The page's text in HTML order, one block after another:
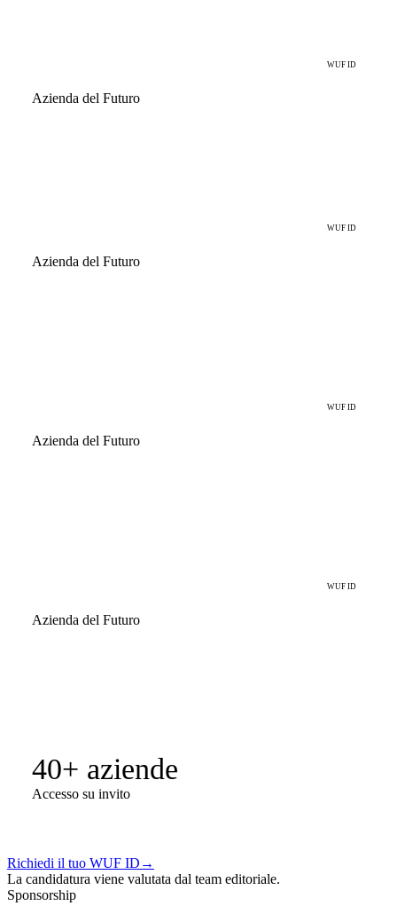
WUF ID
Azienda del Futuro
WUF ID
Azienda del Futuro
WUF ID
Azienda del Futuro
WUF ID
Azienda del Futuro
40+ aziende
Accesso su invito
Richiedi il tuo WUF ID →
La candidatura viene valutata dal team editoriale.
Sponsorship